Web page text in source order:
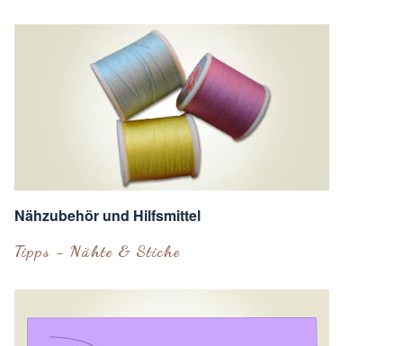
Nähzubehör und Hilfsmittel
Tipps - Nähte & Stiche